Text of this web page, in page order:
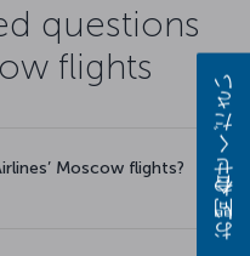
questions
flights
Moscow flights? お問い合わせください